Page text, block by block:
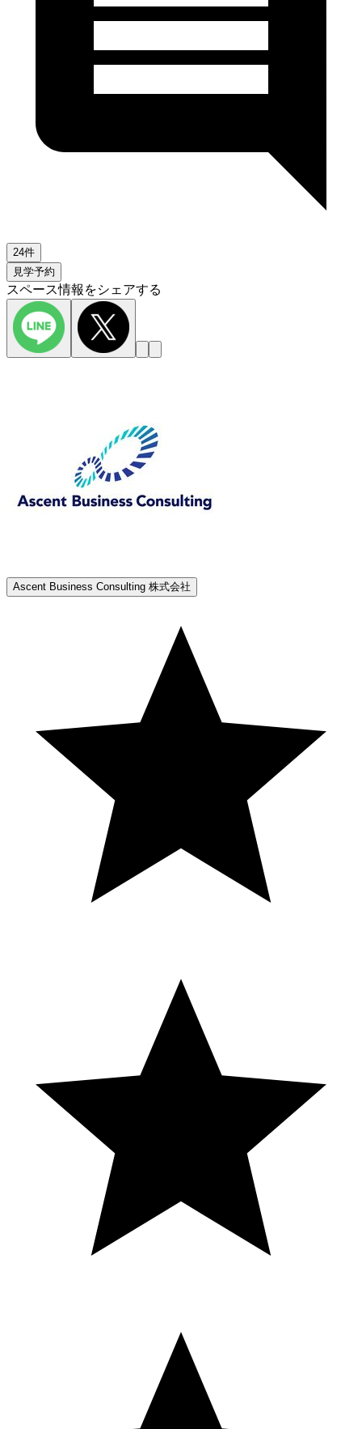
24件
見学予約
スペース情報をシェアする
Ascent Business Consulting 株式会社